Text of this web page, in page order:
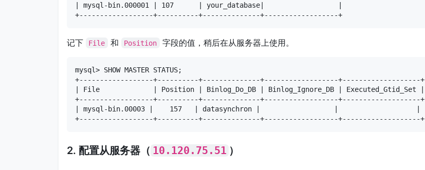
| mysql-bin.000001 | 107      | your_database|                  |
+------------------+----------+--------------+------------------+
记下 File 和 Position 字段的值，稍后在从服务器上使用。
mysql> SHOW MASTER STATUS;
+------------------+----------+--------------+------------------+-------------------+
| File             | Position | Binlog_Do_DB | Binlog_Ignore_DB | Executed_Gtid_Set |
+------------------+----------+--------------+------------------+-------------------+
| mysql-bin.00003 |    157   | datasynchron |                  |                   |
+------------------+----------+--------------+------------------+-------------------+
2. 配置从服务器（ 10.120.75.51 ）